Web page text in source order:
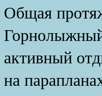
Общая
активный
на